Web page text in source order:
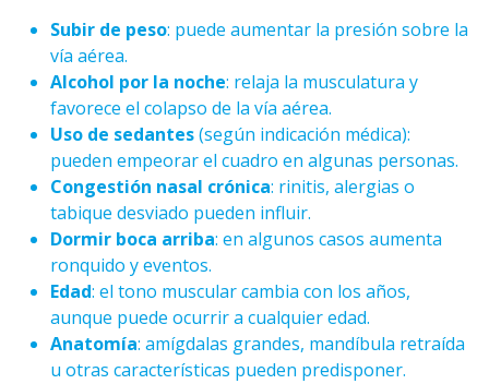
Subir de peso: puede aumentar la presión sobre la
vía aérea.
Alcohol por la noche: relaja la musculatura y
favorece el colapso de la vía aérea.
Uso de sedantes(según indicación médica):
pueden empeorar el cuadro en algunas personas.
Congestión nasal crónica: rinitis, alergias o
tabique desviado pueden influir.
Dormir boca arriba: en algunos casos aumenta
ronquido y eventos.
Edad: el tono muscular cambia con los años,
aunque puede ocurrir a cualquier edad.
Anatomía: amígdalas grandes, mandíbula retraída
u otras características pueden predisponer.